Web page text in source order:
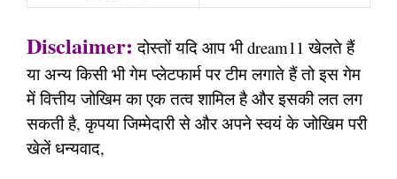
Disclaimer: दोस्तों यदि आप भी dream11 खेलते हैं
या अन्य किसी भी गेम प्लेटफार्म पर टीम लगाते हैं तो इस गेम
में वित्तीय जोखिम का एक तत्व शामिल है और इसकी लत लग
सकती है, कृपया जिम्मेदारी से और अपने स्वयं के जोखिम परी
खेलें धन्यवाद,